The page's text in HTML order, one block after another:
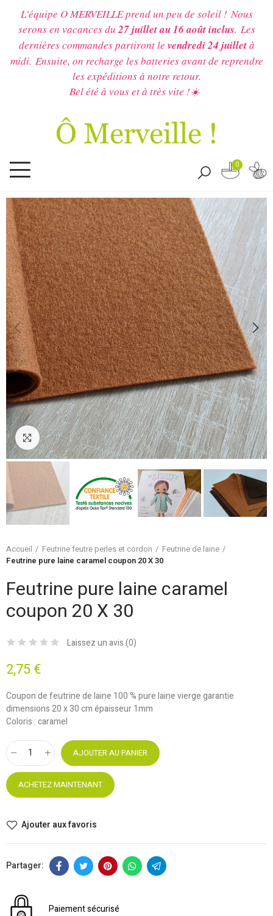
L'équipe O MERVEILLE prend un peu de soleil ! Nous
serons en vacances du27 juillet au 16 août inclus. Les
dernières commandes partiront le vendredi 24 juilletà
midi. Ensuite, on recharge les batteries avant de reprendre
les expéditions à notre retour.
Bel été à vous et à très vite !☀️
0
Cliquez pour agrandir
Accueil Feutrine feutre perles et cordon
Feutrine de laine
Feutrine pure laine caramel coupon 20 X 30
Feutrine pure laine caramel
coupon 20 X 30
Laissez un avis (0)
2,75 €
Coupon de feutrine de laine 100 % pure laine vierge garantie
dimensions 20 x 30 cm épaisseur 1mm
Coloris : caramel
AJOUTER AU PANIER
ACHETEZ MAINTENANT
Ajouter aux favoris
Paiement sécurisé